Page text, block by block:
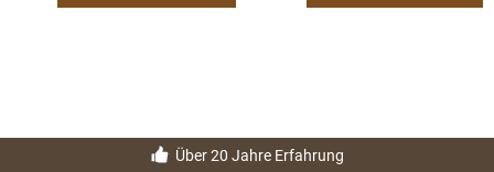
Über 20 Jahre Erfahrung